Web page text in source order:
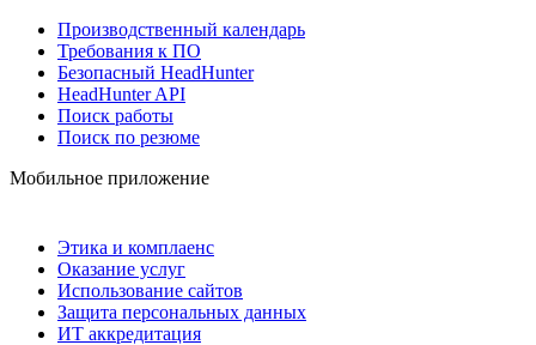
Производственный календарь
Требования к ПО
Безопасный HeadHunter
HeadHunter API
Поиск работы
Поиск по резюме
Мобильное приложение
Этика и комплаенс
Оказание услуг
Использование сайтов
Защита персональных данных
ИТ аккредитация